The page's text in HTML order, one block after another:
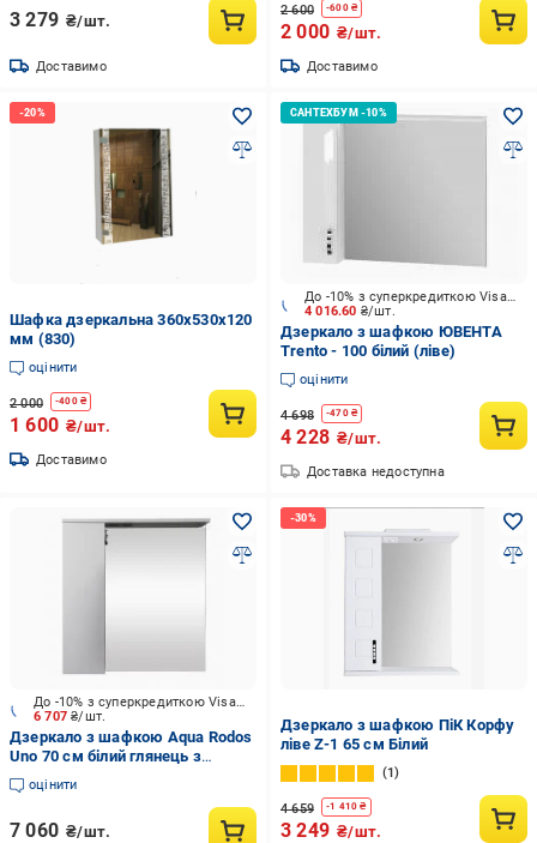
3 279 ₴/шт.
Доставимо
2 600 -600₴
2 000 ₴/шт.
Доставимо
Шафка дзеркальна 360х530х120
мм (830)
оцінити
2 000 -400₴
1 600 ₴/шт.
Доставимо
4 016.60 ₴/шт.
До -10% з суперкредиткою Visa Вигода
Дзеркало з шафкою ЮВЕНТА
Trento - 100 білий (ліве)
оцінити
4 698 -470₴
4 228 ₴/шт.
Доставка недоступна
6 707₴/шт.
До -10% з суперкредиткою Visa Вигода
Дзеркало з шафкою Aqua Rodos
Uno 70 см білий глянець з
підсвіткою
оцінити
7 060 ₴/шт.
Дзеркало з шафкою ПіК Корфу
ліве Z-1 65 см Білий
1
4 659 -1 410 ₴
3 249 ₴/шт.